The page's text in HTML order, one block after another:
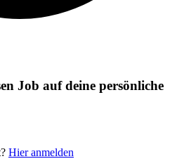
Job auf deine persönliche
Hier anmelden